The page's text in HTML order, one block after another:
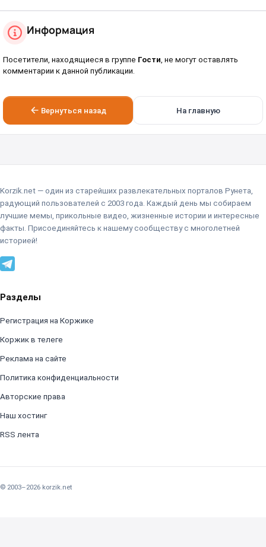
Информация
Посетители, находящиеся в группе Гости, не могут оставлять
комментарии к данной публикации.
Вернуться назад На главную
Korzik.net — один из старейших развлекательных порталов Рунета,
радующий пользователей с 2003 года. Каждый день мы собираем
лучшие мемы, прикольные видео, жизненные истории и интересные
факты. Присоединяйтесь к нашему сообществу с многолетней
историей!
Разделы
Регистрация на Коржике
Коржик в телеге
Реклама на сайте
Политика конфиденциальности
Авторские права
Наш хостинг
RSS лента
© 2003–2026 korzik.net